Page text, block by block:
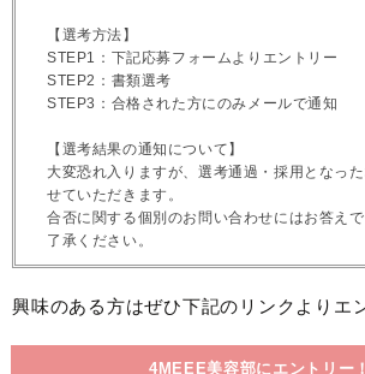
【選考方法】
STEP1：下記応募フォームよりエントリー
STEP2：書類選考
STEP3：合格された方にのみメールで通知
【選考結果の通知について】
大変恐れ入りますが、選考通過・採用となっ
せていただきます。
合否に関する個別のお問い合わせにはお答え
了承ください。
興味のある方はぜひ下記のリンクよりエ
4MEEE美容部にエントリー！